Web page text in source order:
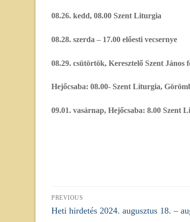
08.26. kedd, 08.00 Szent Liturgia
08.28. szerda – 17.00 előesti vecsernye
08.29. csütörtök, Keresztelő Szent János
Hejőcsaba: 08.00- Szent Liturgia,
09.01. vasárnap, Hejőcsaba: 8.00 Szent
Bejegyzés
navigáció
PREVIOUS
Previous
Heti hirdetés 2024. augusztus 18. –